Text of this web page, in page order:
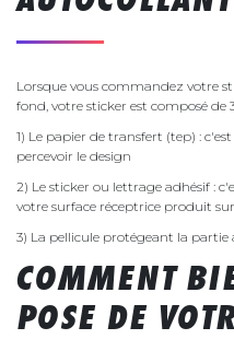
Lorsque vous commandez votre
fond, votre sticker est composé de
1) Le papier de transfert (tep) :
percevoir le design
2) Le sticker ou lettrage adhésif :
votre surface réceptrice produit
3) La pellicule protégeant la partie
COMMENT
POSE DE